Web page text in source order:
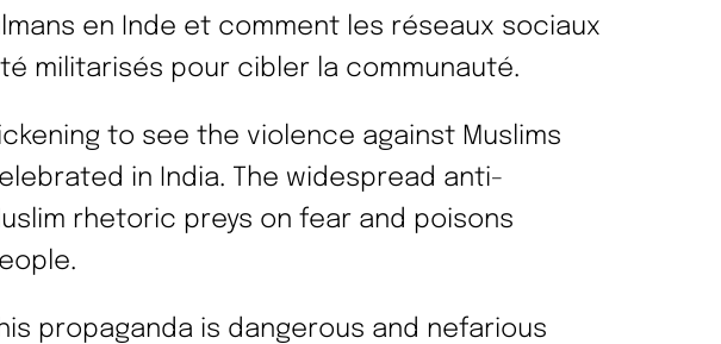
en Inde et comment les réseaux sociaux
militarisés pour cibler la communauté.
to see the violence against Muslims
in India. The widespread anti-
rhetoric preys on fear and poisons
propaganda is dangerous and nefarious